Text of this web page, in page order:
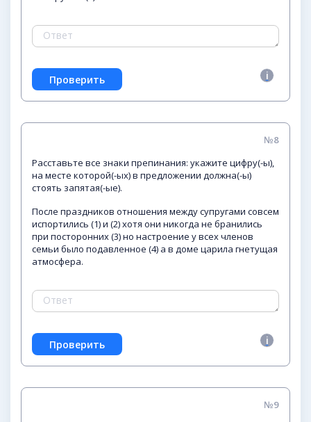
№8
Расставьте все знаки препинания: укажите цифру(-ы),
на месте которой(-ых) в предложении должна(-ы)
стоять запятая(-ые).
После праздников отношения между супругами совсем
испортились (1) и (2) хотя они никогда не бранились
при посторонних (3) но настроение у всех членов
семьи было подавленное (4) а в доме царила гнетущая
атмосфера.
№9